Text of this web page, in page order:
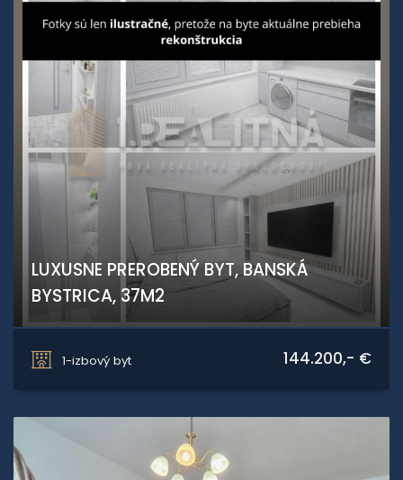
LUXUSNE PREROBENÝ BYT, BANSKÁ
BYSTRICA, 37M2
1-izbový byt
144.200,- €